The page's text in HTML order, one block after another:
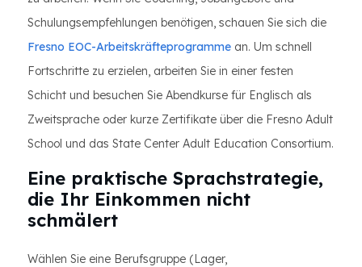
Schulungsempfehlungen benötigen, schauen Sie sich die
Fresno EOC-Arbeitskräfteprogramme an. Um schnell
Fortschritte zu erzielen, arbeiten Sie in einer festen
Schicht und besuchen Sie Abendkurse für Englisch als
Zweitsprache oder kurze Zertifikate über die Fresno Adult
School und das State Center Adult Education Consortium.
Eine praktische Sprachstrategie,
die Ihr Einkommen nicht
schmälert
Wählen Sie eine Berufsgruppe (Lager,